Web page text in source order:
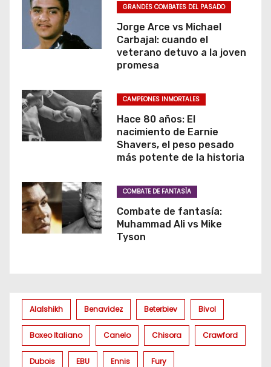
GRANDES COMBATES DEL PASADO
Jorge Arce vs Michael
Carbajal: cuando el
veterano detuvo a la joven
promesa
CAMPEONES INMORTALES
Hace 80 años: El
nacimiento de Earnie
Shavers, el peso pesado
más potente de la historia
COMBATE DE FANTASÌA
Combate de fantasía:
Muhammad Ali vs Mike
Tyson
Alalshikh Benavidez Beterbiev Bivol
Boxeo Italiano Canelo Chisora Crawford
Dubois EBU Ennis Fury